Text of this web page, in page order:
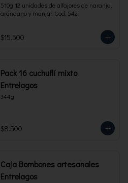
510g 12 unidades de alfajores de naranja,
arándano y manjar. Cod. 542.
$15.500
Pack 16 cuchuflí mixto
Entrelagos
344g
$8.500
Caja Bombones artesanales
Entrelagos